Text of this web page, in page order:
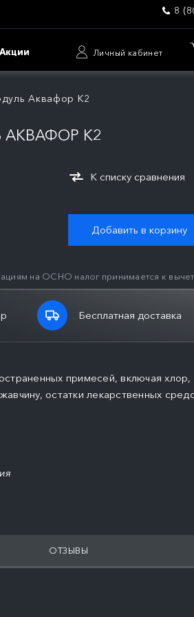
8
Акции Личный кабинет
Аквафор К2
К2
К списку сравнения
на ОСНО налог принимается к
Добавить в корзину
Бесплатная доставка
примесей, включая хлор,
остатки лекарственных
ОТЗЫВЫ